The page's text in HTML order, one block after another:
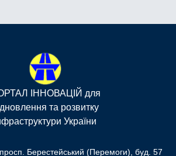
ІННОВАЦІЙ для
та розвитку
України
Берестейський (Перемоги), буд. 57